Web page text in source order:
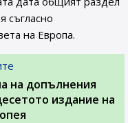
съгласно
на Европа.
на допълнения
издание на